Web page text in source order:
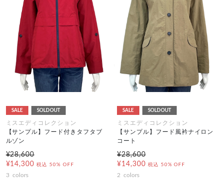
SALE SOLDOUT
ミスエディコレクション
【サンプル】フード付きタフタブ
ルゾン
¥28,600
¥14,300 税込 50% OFF
3 colors
SALE SOLDOUT
ミスエディコレクション
【サンプル】フード風衿ナイロン
コート
¥28,600
¥14,300 税込 50% OFF
2 colors